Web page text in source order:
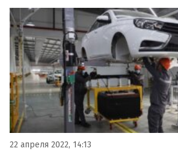
«Русский автомобиль».
22 апреля 2022, 14:13